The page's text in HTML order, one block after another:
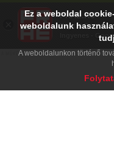
Ez a weboldal
weboldalunk
A weboldalunkon történő
PRAE.HU
Digital
Ingyenes -